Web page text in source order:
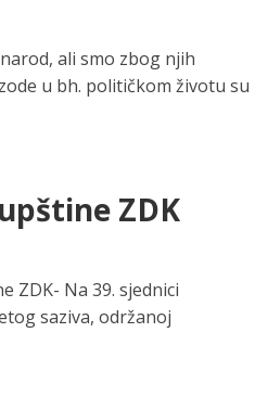
ali smo zbog njih
u bh. političkom životu su
ZDK
ZDK- Na 39. sjednici
saziva, održanoj